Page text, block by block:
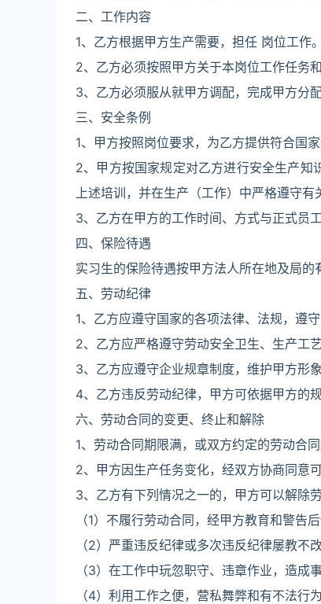
二、工作内容
1、乙方根据甲方生产需要，担任 岗位工作。
2、乙方必须按照甲方关于本岗位工作任务
3、乙方必须服从就甲方调配，完成甲方分配
三、安全条例
1、甲方按照岗位要求，为乙方提供符合国
2、甲方按国家规定对乙方进行安全生产
上述培训，并在生产（工作）中严格遵守有
3、乙方在甲方的工作时间、方式与正式员
四、保险待遇
实习生的保险待遇按甲方法人所在地及局的
五、劳动纪律
1、乙方应遵守国家的各项法律、法规，遵
2、乙方应严格遵守劳动安全卫生、生产工
3、乙方应遵守企业规章制度，维护甲方形
4、乙方违反劳动纪律，甲方可依据甲方的
六、劳动合同的变更、终止和解除
1、劳动合同期限满，或双方约定的劳动合
2、甲方因生产任务变化，经双方协商同意
3、乙方有下列情况之一的，甲方可以解除劳
（1）不履行劳动合同，经甲方教育和警告后
（2）严重违反纪律或多次违反纪律屡教不改
（3）在工作中玩忽职守、违章作业，造成事
（4）利用工作之便，营私舞弊和有不法行为